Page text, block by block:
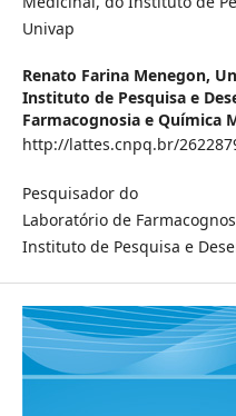
Univap
Renato Farina Menegon,
Instituto de Pesquisa e
Farmacognosia e Química
http://lattes.cnpq.br/
Pesquisador do
Laboratório de
Instituto de Pesquisa e